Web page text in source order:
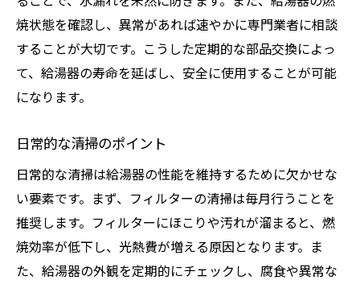
焼状態を確認し、異常があれば速やかに専門業者に相談
することが大切です。こうした定期的な部品交換によっ
て、給湯器の寿命を延ばし、安全に使用することが可能
になります。
日常的な清掃のポイント
日常的な清掃は給湯器の性能を維持するために欠かせな
い要素です。まず、フィルターの清掃は毎月行うことを
推奨します。フィルターにほこりや汚れが溜まると、燃
焼効率が低下し、光熱費が増える原因となります。ま
た、給湯器の外観を定期的にチェックし、腐食や異常な